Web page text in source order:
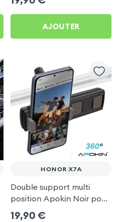
AJOUTER
HONOR X7A
Double support multi
position Apokin Noir pour
Honor X7a
19,90 €